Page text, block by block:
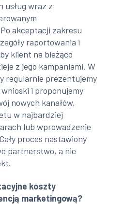
usług wraz z
akceptacji zakresu
raportowania i
klient na bieżąco
z jego kampaniami. W
regularnie prezentujemy
i proponujemy
nowych kanałów,
w najbardziej
lub wprowadzenie
proces nastawiony
partnerstwo, a nie
koszty
marketingową?